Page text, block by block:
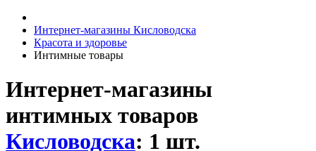
Интернет-магазины Кисловодска
Красота и здоровье
Интимные товары
Интернет-магазины
интимных товаров
Кисловодска: 1 шт.